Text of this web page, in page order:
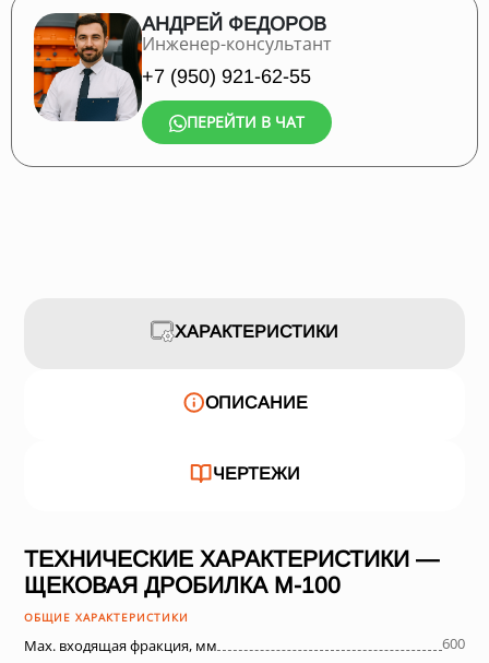
АНДРЕЙ ФЕДОРОВ
Инженер-консультант
+7 (950) 921-62-55
ПЕРЕЙТИ В ЧАТ
ХАРАКТЕРИСТИКИ
ОПИСАНИЕ
ЧЕРТЕЖИ
ТЕХНИЧЕСКИЕ ХАРАКТЕРИСТИКИ —
ЩЕКОВАЯ ДРОБИЛКА М-100
ОБЩИЕ ХАРАКТЕРИСТИКИ
Max. входящая фракция, мм
600